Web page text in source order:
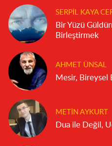
SERPIL KAYA
Bir Yüzü
Birleştirmek
AHMET ÜNSAL
Mesir, Bireysel
METIN AYKURT
Dua ile Değil,